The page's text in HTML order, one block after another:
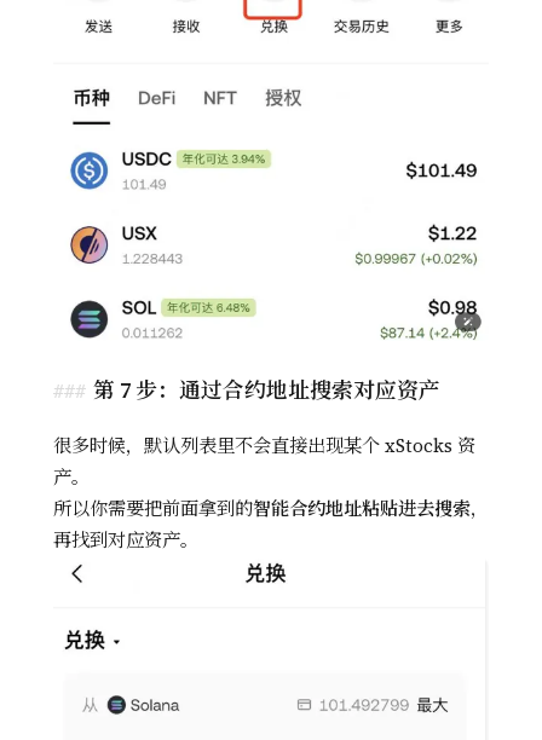
第 7 步：通过合约地址搜索对应资产
很多时候，默认列表里不会直接出现某个 xStocks 资
产。
所以你需要把前面拿到的智能合约地址粘贴进去搜索，
再找到对应资产。